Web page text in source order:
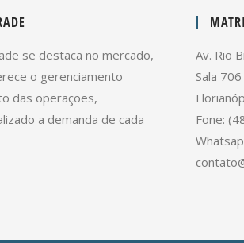
se destaca no mercado,
o gerenciamento
das operações,
a demanda de cada
Av. Rio
Sala
Fone: